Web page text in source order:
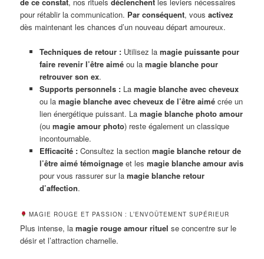
pour rétablir la communication. Par conséquent, vousactivez
dès maintenant les chances d’un nouveau départ amoureux.
Techniques de retour :Utilisez la magie puissante pour
faire revenir l’être aiméou la magie blanche pour
retrouver son ex.
Supports personnels :La magie blanche avec cheveux
ou la magie blanche avec cheveux de l’être aimécrée un
lien énergétique puissant. La magie blanche photo amour
(ou magie amour photo) reste également un classique
incontournable.
Efficacité :Consultez la section magie blanche retour de
l’être aimé témoignageet les magie blanche amour avis
pour vous rassurer sur la magie blanche retour
d’affection.
MAGIE ROUGE ET PASSION : L’ENVOÛTEMENT SUPÉRIEUR
Plus intense, lamagie rouge amour rituel se concentre sur le
désir et l’attraction charnelle.